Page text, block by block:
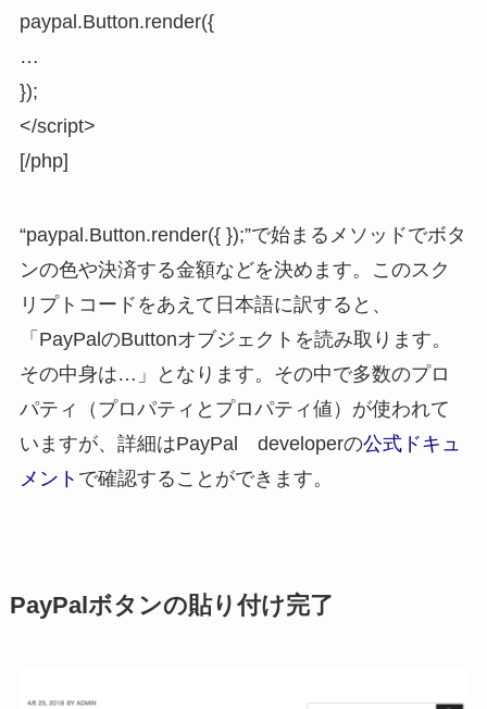
paypal.Button.render({
…
});
</script>
[/php]
“paypal.Button.render({ });”で始まるメソッドでボタ
ンの色や決済する金額などを決めます。このスク
リプトコードをあえて日本語に訳すると、
「PayPalのButtonオブジェクトを読み取ります。
その中身は…」となります。その中で多数のプロ
パティ（プロパティとプロパティ値）が使われて
いますが、詳細はPayPal developerの公式ドキュ
メント で確認することができます。
PayPalボタンの貼り付け完了